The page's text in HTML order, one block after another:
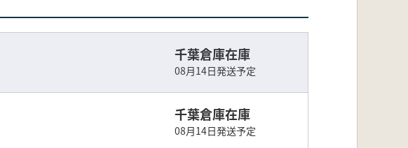
千葉倉庫在庫
08月14日発送予定
千葉倉庫在庫
08月14日発送予定